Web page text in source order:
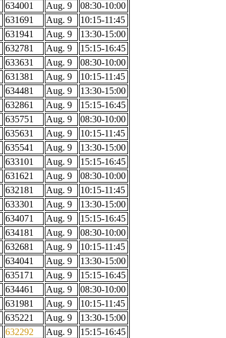
634001 Aug. 9
08:30-10:00
631691 Aug. 9
10:15-11:45
631941 Aug. 9
13:30-15:00
632781 Aug. 9
15:15-16:45
633631 Aug. 9
08:30-10:00
631381 Aug. 9
10:15-11:45
634481 Aug. 9
13:30-15:00
632861 Aug. 9
15:15-16:45
635751 Aug. 9
08:30-10:00
635631 Aug. 9
10:15-11:45
635541 Aug. 9
13:30-15:00
633101 Aug. 9
15:15-16:45
631621 Aug. 9
08:30-10:00
632181 Aug. 9
10:15-11:45
633301 Aug. 9
13:30-15:00
634071 Aug. 9
15:15-16:45
634181 Aug. 9
08:30-10:00
632681 Aug. 9
10:15-11:45
634041 Aug. 9
13:30-15:00
635171 Aug. 9
15:15-16:45
634461 Aug. 9
08:30-10:00
631981 Aug. 9
10:15-11:45
635221 Aug. 9
13:30-15:00
632292 Aug. 9
15:15-16:45